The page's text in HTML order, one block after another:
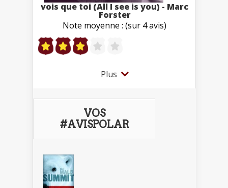
vois que toi (All I see is you) - Marc
Forster
Note moyenne : (sur 4 avis)
Plus
VOS
#AVISPOLAR